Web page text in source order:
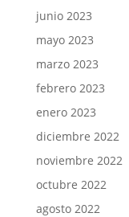
junio 2023
mayo 2023
marzo 2023
febrero 2023
enero 2023
diciembre 2022
noviembre 2022
octubre 2022
agosto 2022